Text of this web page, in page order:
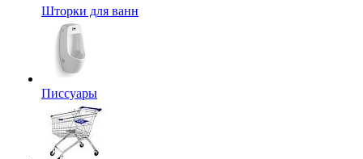
Шторки для ванн
Писсуары